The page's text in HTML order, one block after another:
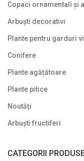
Copaci ornamentali și
Arbuști decorativi
Plante pentru garduri
Conifere
Plante agățătoare
Plante pitice
Noutăți
Arbuști fructiferi
CATEGORII